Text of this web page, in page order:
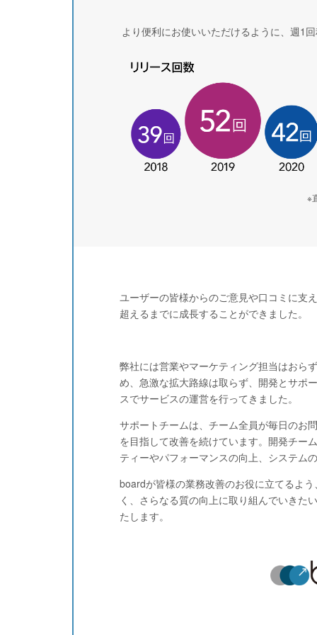
より便利にお使いいただけるように、週1
※
ユーザーの皆様からのご意見や口コミに支
超えるまでに成長することができました。
弊社には営業やマーケティング担当はおら
め、急激な拡大路線は取らず、開発とサポ
スでサービスの運営を行ってきました。
サポートチームは、チーム全員が毎日のお
を目指して改善を続けています。開発チー
ティーやパフォーマンスの向上、システム
boardが皆様の業務改善のお役に立てるよ
く、さらなる質の向上に取り組んでいきた
たします。